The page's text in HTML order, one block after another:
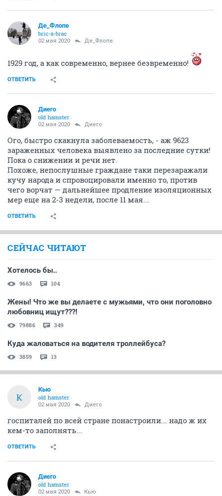
Де_Флопе
bric-a-brac
02 мая 2020 Де_Флопе
1929 год, а как современно, вернее безвременно!
ОТВЕТИТЬ
Диего
old hamster
02 мая 2020 Диего
Ого, быстро скакнула заболеваемость, - аж 9623
зараженных человека выявлено за последние сутки!
Пока о снижении и речи нет.
Похоже, непослушные граждане таки перезаражали
кучу народа и спровоцировали именно то, против
чего ворчат — дальнейшее продление изоляционных
мер еще на 2-3 недели, после 11 мая...
ОТВЕТИТЬ
СЕЙЧАС ЧИТАЮТ
Хотелось бы..
9663 104
Жены! Что же вы делаете с мужьями, что они поголовно
любовниц ищут???!
79886 349
Куда жаловаться на водителя троллейбуса?
3859 13
К
Кью
old hamster
02 мая 2020 Диего
госпиталей по всей стране понастроили... надо ж их
кем-то заполнять...
ОТВЕТИТЬ
Диего
old hamster
02 мая 2020 Кью